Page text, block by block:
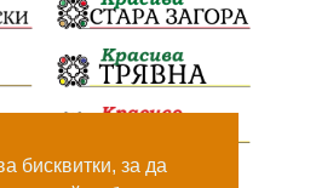
бисквитки, за да
активни граждане
електрически стълбове
училища